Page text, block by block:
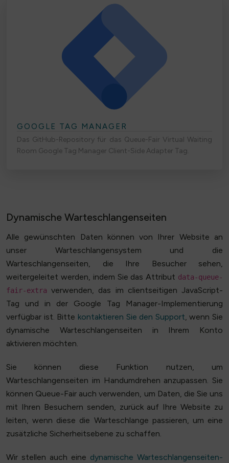
GOOGLE TAG MANAGER
Das GitHub-Repository für das Queue-Fair Virtual Waiting
Room Google Tag Manager Client-Side Adapter Tag.
Dynamische Warteschlangenseiten
Alle gewünschten Daten können von Ihrer Website an
unser Warteschlangensystem und die
Warteschlangenseiten, die Ihre Besucher sehen,
weitergeleitet werden, indem Sie das Attribut data-queue-
fair-extra verwenden, das im clientseitigen JavaScript-
Tag und in der Google Tag Manager-Implementierung
verfügbar ist. Bitte kontaktieren Sie den Support, wenn Sie
dynamische Warteschlangenseiten in Ihrem Konto
aktivieren möchten.
Sie können diese Funktion nutzen, um
Warteschlangenseiten im Handumdrehen anzupassen. Sie
können Queue-Fair auch verwenden, um Daten, die Sie uns
mit Ihren Besuchern senden, zurück auf Ihre Website zu
leiten, wenn diese die Warteschlange passieren, um eine
zusätzliche Sicherheitsebene zu schaffen.
Wir stellen auch eine dynamische Warteschlangenseiten-